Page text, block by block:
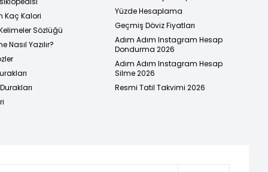
Kaç Kalori
Sözlüğü
Nasıl Yazılır?
Yüzde Hesaplama
Geçmiş Döviz Fiyatları
Adım Adım Instagram Hesap
Dondurma 2026
Adım Adım Instagram Hesap
Silme 2026
Resmi Tatil Takvimi 2026